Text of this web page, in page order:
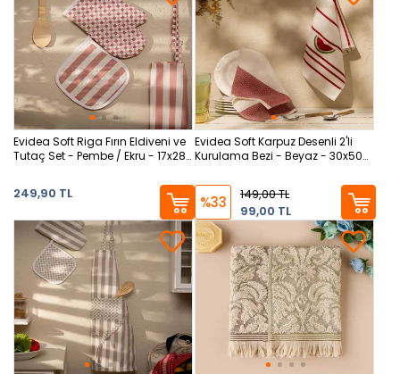
Evidea Soft Riga Fırın Eldiveni ve
Tutaç Set - Pembe / Ekru - 17x28
249,90 TL
Evidea Soft Karpuz Desenli 2'li
Kurulama Bezi - Beyaz - 30x50
%33
149,00 TL
99,00 TL